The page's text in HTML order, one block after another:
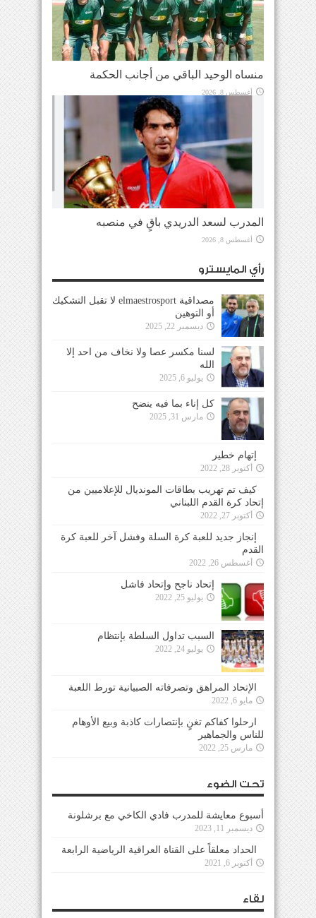
منساه الوحيد الباقي من أجانب الحكمة
أغسطس 8, 2026
المدرب لسعد الدريدي باقٍ في منصبه
أغسطس 8, 2026
رأي المايسترو
مصداقية elmaestrosport لا تقبل التشكيك
أو التوهين
ديسمبر 22, 2025
لسنا مكسر عصا ولا نخاف من احد إلا
الله
يوليو 6, 2025
كل إناء بما فيه ينضح
مارس 31, 2025
إتهام خطير
أكتوبر 28, 2022
كيف تم تهريب بطاقات المونديال للإعلاميين من
إتحاد كرة القدم اللبناني
أكتوبر 27, 2022
إنجاز جديد للعبة كرة السلة وفشل آخر للعبة كرة
القدم
أغسطس 26, 2022
إتحاد ناجح وإتحاد فاشل
يوليو 25, 2022
السبب تداول السلطة بإنتظام
يوليو 24, 2022
الإتحاد المراهق وتصرفاته الصبيانية تورط اللعبة
مايو 6, 2022
ارحلوا كفاكم تغنٍ بإنتصارات كاذبة وبيع الأوهام
للناس والجماهير
مارس 25, 2022
تحت الضوء
أسبوع معايشة للمدرب فادي الكاخي مع برشلونة
ديسمبر 11, 2023
الحداد معلقاً على القناة العراقية الرياضية الرابعة
أكتوبر 6, 2021
لقاء